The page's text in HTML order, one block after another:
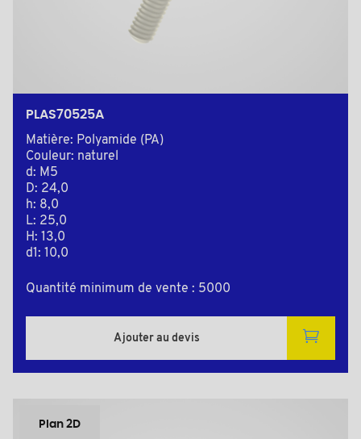
PLAS70525A
Matière: Polyamide (PA)
Couleur: naturel
d: M5
D: 24,0
h: 8,0
L: 25,0
H: 13,0
d1: 10,0
Quantité minimum de vente : 5000
Ajouter au devis
Plan 2D